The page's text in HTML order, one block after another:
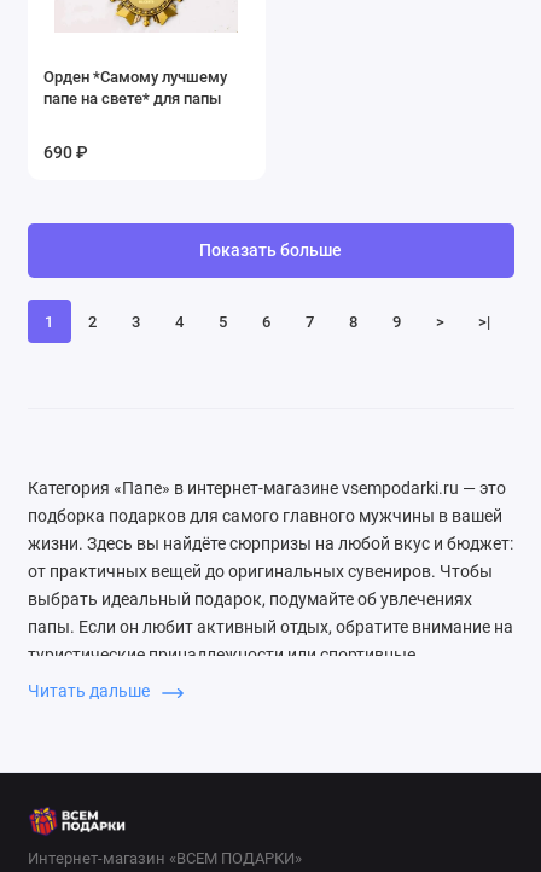
Орден *Самому лучшему
папе на свете* для папы
690 ₽
1 2 3 4 5 6 7 8 9 > >|
Показать больше
Категория «Папе» в интернет-магазине vsempodarki.ru — это
подборка подарков для самого главного мужчины в вашей
жизни. Здесь вы найдёте сюрпризы на любой вкус и бюджет:
от практичных вещей до оригинальных сувениров. Чтобы
выбрать идеальный подарок, подумайте об увлечениях
папы. Если он любит активный отдых, обратите внимание на
туристические принадлежности или спортивные
аксессуары. Для ценителей комфорта подойдут товары для
инструментов для домашнего мастера, портативные
колонки для любителей музыки, а также
Читать дальше
Интернет-магазин «ВСЕМ ПОДАРКИ»